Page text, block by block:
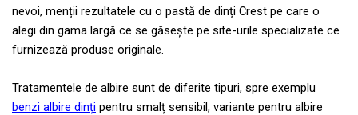
nevoi, menții rezultatele cu o pastă de dinți Crest pe care o
alegi din gama largă ce se găsește pe site-urile specializate ce
furnizează produse originale.
Tratamentele de albire sunt de diferite tipuri, spre exemplu
benzi albire dinți pentru smalț sensibil, variante pentru albire